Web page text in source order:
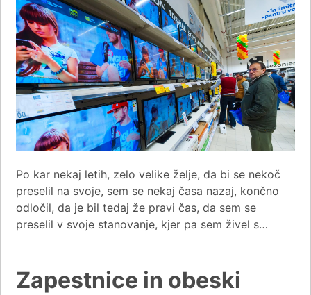
Po kar nekaj letih, zelo velike želje, da bi se nekoč
preselil na svoje, sem se nekaj časa nazaj, končno
odločil, da je bil tedaj že pravi čas, da sem se
preselil v svoje stanovanje, kjer pa sem živel s…
Zapestnice in obeski